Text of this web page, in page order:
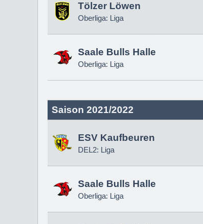
Tölzer Löwen
Oberliga: Liga
Saale Bulls Halle
Oberliga: Liga
Saison 2021/2022
ESV Kaufbeuren
DEL2: Liga
Saale Bulls Halle
Oberliga: Liga